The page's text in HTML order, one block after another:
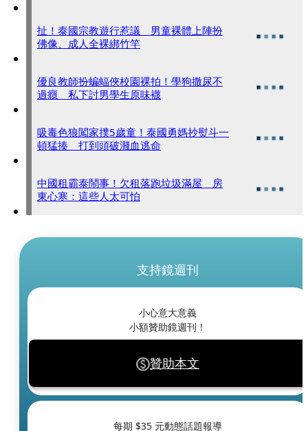
扯！泰國宗教遊行惹議 男童裸體上陣扮
佛像、成人全裸綁竹竿
優良教師扮蝙蝠俠校園裸拍！學狗撒尿不
過癮 私下討男學生原味襪
吸毒色狼闖家撲5歲童！泰國勇媽抄熨斗一
頓猛揍 打到頭破濺血逃命
中國租霸泰鬧事！欠租落跑垃圾滿屋 房
東心寒：這些人太可怕
支持鏡週刊
小心意大意義
小額贊助鏡週刊！
贊助本文
每期 $35 元動態話題報導